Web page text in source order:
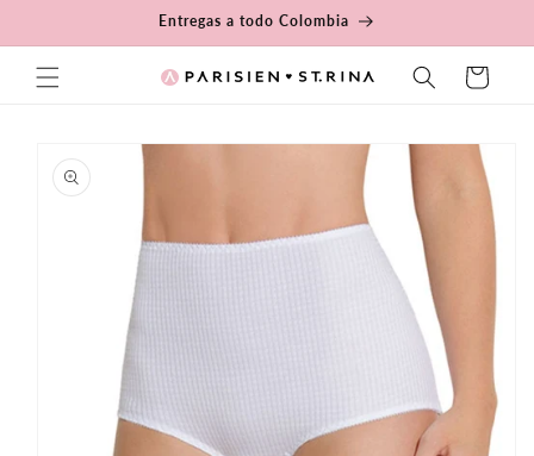
al contenido
Entregas a todo Colombia
Carrito
información